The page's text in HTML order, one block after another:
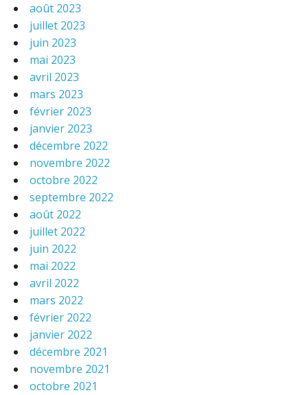
août 2023
juillet 2023
juin 2023
mai 2023
avril 2023
mars 2023
février 2023
janvier 2023
décembre 2022
novembre 2022
octobre 2022
septembre 2022
août 2022
juillet 2022
juin 2022
mai 2022
avril 2022
mars 2022
février 2022
janvier 2022
décembre 2021
novembre 2021
octobre 2021